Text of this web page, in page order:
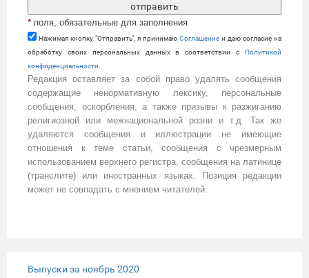
* поля, обязательные для заполнения
Нажимая кнопку "Отправить", я принимаю Cоглашение и даю согласие на
обработку своих персональных данных в соответствии с Политикой
конфиденциальности
Редакция оставляет за собой право удалять сообщения
содержащие ненормативную лексику, персональные
сообщения, оскорбления, а также призывы к разжиганию
религиозной или межнациональной розни и т.д. Так же
удаляются сообщения и иллюстрации не имеющие
отношения к теме статьи, сообщения с чрезмерным
использованием верхнего регистра, сообщения на латинице
(транслите) или иностранных языках. Позиция редакции
может не совпадать с мнением читателей.
Выпуски за ноябрь 2020